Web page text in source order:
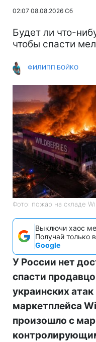
02:07 08.08.2026 Сб
Будет ли что-
чтобы спасти
ФИЛИПП БОЙКО
Фото: пожар на складе
Выключи хаос
Получай только
Google
У России нет
спасти
украинских
маркетплейса
произошло с